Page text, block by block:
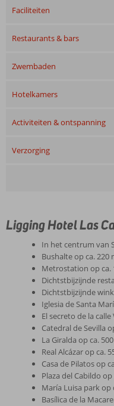
Faciliteiten
Restaurants & bars
Zwembaden
Hotelkamers
Activiteiten & ontspanning
Verzorging
Ligging Hotel Las
In het centrum van
Bushalte op ca. 220
Metrostation op ca.
Dichtstbijzijnde
Dichtstbijzijnde
Iglesia de Santa
El secreto de la
Catedral de Sevilla
La Giralda op ca.
Real Alcázar op ca.
Casa de Pilatos op
Plaza del Cabildo
María Luisa park op
Basílica de la